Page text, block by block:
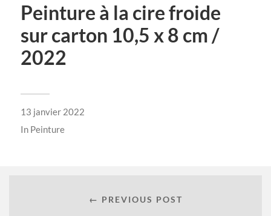
Peinture à la cire froide
sur carton 10,5 x 8 cm /
2022
13 janvier 2022
In Peinture
← PREVIOUS POST